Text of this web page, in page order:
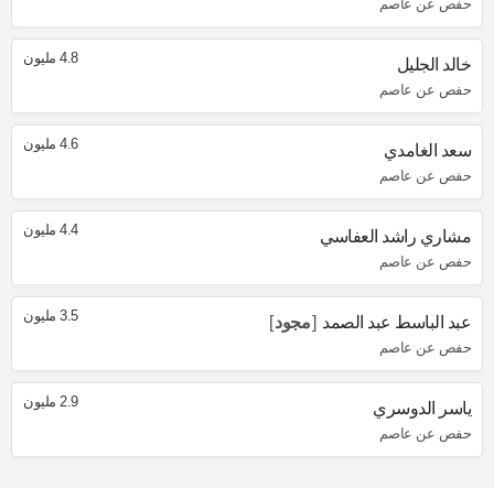
حفص عن عاصم
خالد الجليل
حفص عن عاصم
4.8 مليون
سعد الغامدي
حفص عن عاصم
4.6 مليون
مشاري راشد العفاسي
حفص عن عاصم
4.4 مليون
عبد الباسط عبد الصمد مجود
حفص عن عاصم
3.5 مليون
ياسر الدوسري
حفص عن عاصم
2.9 مليون